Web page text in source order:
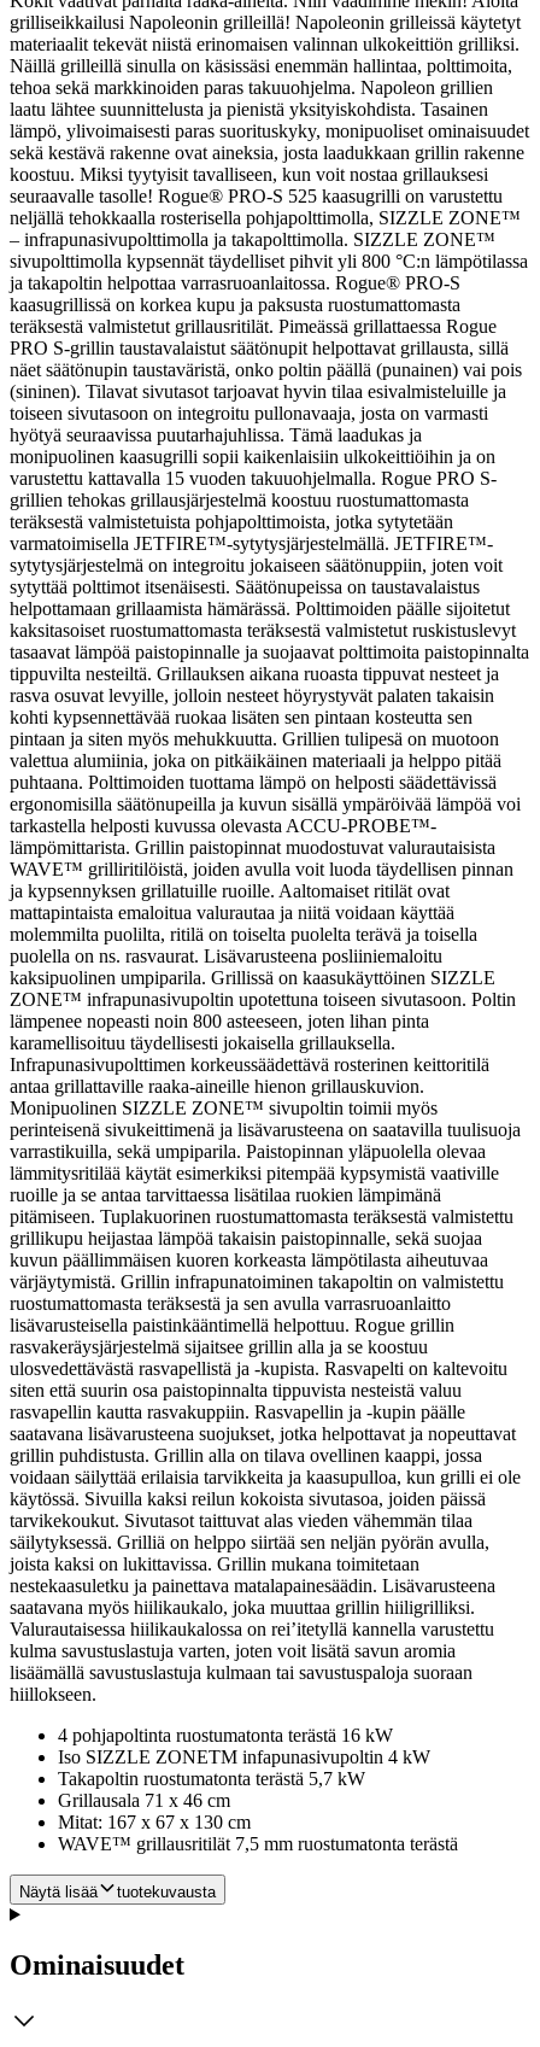
grilliseikkailusi Napoleonin grilleillä! Napoleonin grilleissä käytetyt
materiaalit tekevät niistä erinomaisen valinnan ulkokeittiön grilliksi.
Näillä grilleillä sinulla on käsissäsi enemmän hallintaa, polttimoita,
tehoa sekä markkinoiden paras takuuohjelma. Napoleon grillien
laatu lähtee suunnittelusta ja pienistä yksityiskohdista. Tasainen
lämpö, ylivoimaisesti paras suorituskyky, monipuoliset ominaisuudet
sekä kestävä rakenne ovat aineksia, josta laadukkaan grillin rakenne
koostuu. Miksi tyytyisit tavalliseen, kun voit nostaa grillauksesi
seuraavalle tasolle! Rogue® PRO-S 525 kaasugrilli on varustettu
neljällä tehokkaalla rosterisella pohjapolttimolla, SIZZLE ZONE™
– infrapunasivupolttimolla ja takapolttimolla. SIZZLE ZONE™
sivupolttimolla kypsennät täydelliset pihvit yli 800 °C:n lämpötilassa
ja takapoltin helpottaa varrasruoanlaitossa. Rogue® PRO-S
kaasugrillissä on korkea kupu ja paksusta ruostumattomasta
teräksestä valmistetut grillausritilät. Pimeässä grillattaessa Rogue
PRO S-grillin taustavalaistut säätönupit helpottavat grillausta, sillä
näet säätönupin taustaväristä, onko poltin päällä (punainen) vai pois
(sininen). Tilavat sivutasot tarjoavat hyvin tilaa esivalmisteluille ja
toiseen sivutasoon on integroitu pullonavaaja, josta on varmasti
hyötyä seuraavissa puutarhajuhlissa. Tämä laadukas ja
monipuolinen kaasugrilli sopii kaikenlaisiin ulkokeittiöihin ja on
varustettu kattavalla 15 vuoden takuuohjelmalla. Rogue PRO S-
grillien tehokas grillausjärjestelmä koostuu ruostumattomasta
teräksestä valmistetuista pohjapolttimoista, jotka sytytetään
varmatoimisella JETFIRE™-sytytysjärjestelmällä. JETFIRE™-
sytytysjärjestelmä on integroitu jokaiseen säätönuppiin, joten voit
sytyttää polttimot itsenäisesti. Säätönupeissa on taustavalaistus
helpottamaan grillaamista hämärässä. Polttimoiden päälle sijoitetut
kaksitasoiset ruostumattomasta teräksestä valmistetut ruskistuslevyt
tasaavat lämpöä paistopinnalle ja suojaavat polttimoita paistopinnalta
tippuvilta nesteiltä. Grillauksen aikana ruoasta tippuvat nesteet ja
rasva osuvat levyille, jolloin nesteet höyrystyvät palaten takaisin
kohti kypsennettävää ruokaa lisäten sen pintaan kosteutta sen
pintaan ja siten myös mehukkuutta. Grillien tulipesä on muotoon
valettua alumiinia, joka on pitkäikäinen materiaali ja helppo pitää
puhtaana. Polttimoiden tuottama lämpö on helposti säädettävissä
ergonomisilla säätönupeilla ja kuvun sisällä ympäröivää lämpöä voi
tarkastella helposti kuvussa olevasta ACCU-PROBE™-
lämpömittarista. Grillin paistopinnat muodostuvat valurautaisista
WAVE™ grilliritilöistä, joiden avulla voit luoda täydellisen pinnan
ja kypsennyksen grillatuille ruoille. Aaltomaiset ritilät ovat
mattapintaista emaloitua valurautaa ja niitä voidaan käyttää
molemmilta puolilta, ritilä on toiselta puolelta terävä ja toisella
puolella on ns. rasvaurat. Lisävarusteena posliiniemaloitu
kaksipuolinen umpiparila. Grillissä on kaasukäyttöinen SIZZLE
ZONE™ infrapunasivupoltin upotettuna toiseen sivutasoon. Poltin
lämpenee nopeasti noin 800 asteeseen, joten lihan pinta
karamellisoituu täydellisesti jokaisella grillauksella.
Infrapunasivupolttimen korkeussäädettävä rosterinen keittoritilä
antaa grillattaville raaka-aineille hienon grillauskuvion.
Monipuolinen SIZZLE ZONE™ sivupoltin toimii myös
perinteisenä sivukeittimenä ja lisävarusteena on saatavilla tuulisuoja
varrastikuilla, sekä umpiparila. Paistopinnan yläpuolella olevaa
lämmitysritilää käytät esimerkiksi pitempää kypsymistä vaativille
ruoille ja se antaa tarvittaessa lisätilaa ruokien lämpimänä
pitämiseen. Tuplakuorinen ruostumattomasta teräksestä valmistettu
grillikupu heijastaa lämpöä takaisin paistopinnalle, sekä suojaa
kuvun päällimmäisen kuoren korkeasta lämpötilasta aiheutuvaa
värjäytymistä. Grillin infrapunatoiminen takapoltin on valmistettu
ruostumattomasta teräksestä ja sen avulla varrasruoanlaitto
lisävarusteisella paistinkääntimellä helpottuu. Rogue grillin
rasvakeräysjärjestelmä sijaitsee grillin alla ja se koostuu
ulosvedettävästä rasvapellistä ja -kupista. Rasvapelti on kaltevoitu
siten että suurin osa paistopinnalta tippuvista nesteistä valuu
rasvapellin kautta rasvakuppiin. Rasvapellin ja -kupin päälle
saatavana lisävarusteena suojukset, jotka helpottavat ja nopeuttavat
grillin puhdistusta. Grillin alla on tilava ovellinen kaappi, jossa
voidaan säilyttää erilaisia tarvikkeita ja kaasupulloa, kun grilli ei ole
käytössä. Sivuilla kaksi reilun kokoista sivutasoa, joiden päissä
tarvikekoukut. Sivutasot taittuvat alas vieden vähemmän tilaa
säilytyksessä. Grilliä on helppo siirtää sen neljän pyörän avulla,
joista kaksi on lukittavissa. Grillin mukana toimitetaan
nestekaasuletku ja painettava matalapainesäädin. Lisävarusteena
saatavana myös hiilikaukalo, joka muuttaa grillin hiiligrilliksi.
Valurautaisessa hiilikaukalossa on rei’itetyllä kannella varustettu
kulma savustuslastuja varten, joten voit lisätä savun aromia
lisäämällä savustuslastuja kulmaan tai savustuspaloja suoraan
hiillokseen.
4 pohjapoltinta ruostumatonta terästä 16 kW
Iso SIZZLE ZONETM infapunasivupoltin 4 kW
Takapoltin ruostumatonta terästä 5,7 kW
Grillausala 71 x 46 cm
Mitat: 167 x 67 x 130 cm
WAVE™ grillausritilät 7,5 mm ruostumatonta terästä
Näytä lisää tuotekuvausta
Ominaisuudet